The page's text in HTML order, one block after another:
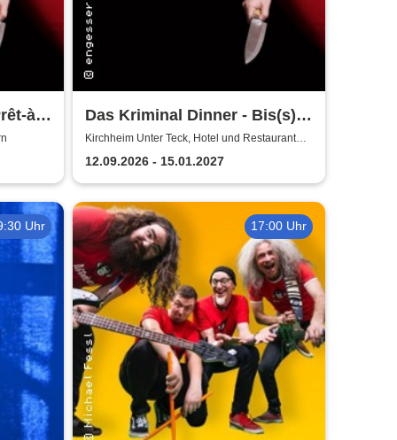
à-
Das Kriminal Dinner - Bis(s)
zum letzten Zug
Kirchheim Unter Teck, Hotel und Restaurant
12.09.2026 - 15.01.2027
Uhr 17:00 Uhr